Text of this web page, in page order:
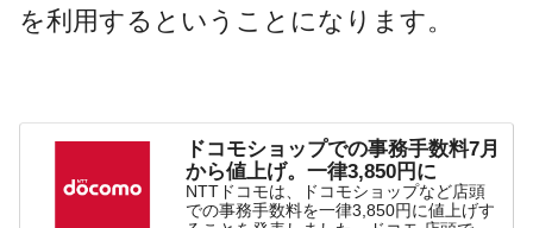
を利用するということになります。
ドコモショップでの事務手数料7月
から値上げ。一律3,850円に
NTTドコモは、ドコモショップなど店頭
での事務手数料を一律3,850円に値上げす